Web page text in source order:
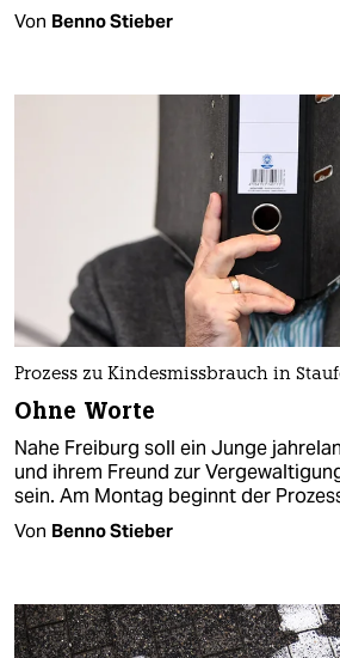
Von Benno Stieber
Prozess zu Kindesmissbrauch in
Ohne Worte
Nahe Freiburg soll ein Junge
und ihrem Freund zur
sein. Am Montag beginnt der
Von Benno Stieber